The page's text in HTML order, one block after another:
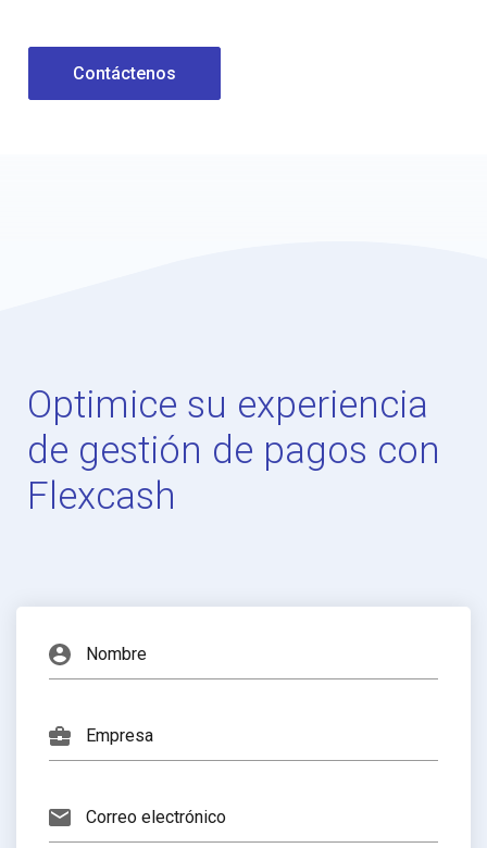
Contáctenos
Optimice su experiencia
de gestión de pagos con
Flexcash